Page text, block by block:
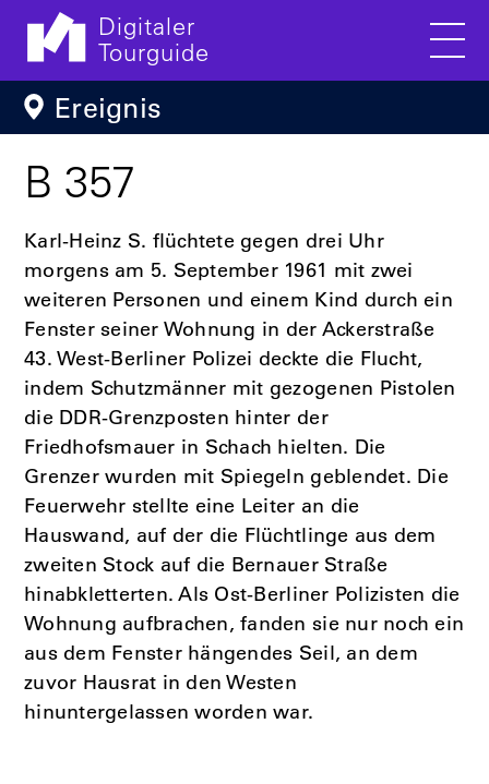
Direkt zum Inhalt
Digitaler
Tourguide
Ereignis
B 357
Karl-Heinz S. flüchtete gegen drei Uhr
morgens am 5. September 1961 mit zwei
weiteren Personen und einem Kind durch ein
Fenster seiner Wohnung in der Ackerstraße
43. West-Berliner Polizei deckte die Flucht,
indem Schutzmänner mit gezogenen Pistolen
die DDR-Grenzposten hinter der
Friedhofsmauer in Schach hielten. Die
Grenzer wurden mit Spiegeln geblendet. Die
Feuerwehr stellte eine Leiter an die
Hauswand, auf der die Flüchtlinge aus dem
zweiten Stock auf die Bernauer Straße
hinabkletterten. Als Ost-Berliner Polizisten die
Wohnung aufbrachen, fanden sie nur noch ein
aus dem Fenster hängendes Seil, an dem
zuvor Hausrat in den Westen
hinuntergelassen worden war.